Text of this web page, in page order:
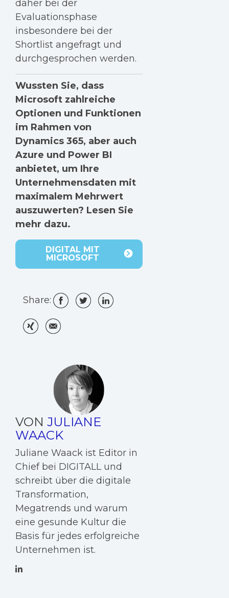
daher bei der
Evaluationsphase
insbesondere bei der
Shortlist angefragt und
durchgesprochen werden.
Wussten Sie, dass
Microsoft zahlreiche
Optionen und Funktionen
im Rahmen von
Dynamics 365, aber auch
Azure und Power BI
anbietet, um Ihre
Unternehmensdaten mit
maximalem Mehrwert
auszuwerten? Lesen Sie
mehr dazu.
DIGITAL MIT
MICROSOFT
Share:
VON JULIANE
WAACK
Juliane Waack ist Editor in
Chief bei DIGITALL und
schreibt über die digitale
Transformation,
Megatrends und warum
eine gesunde Kultur die
Basis für jedes erfolgreiche
Unternehmen ist.